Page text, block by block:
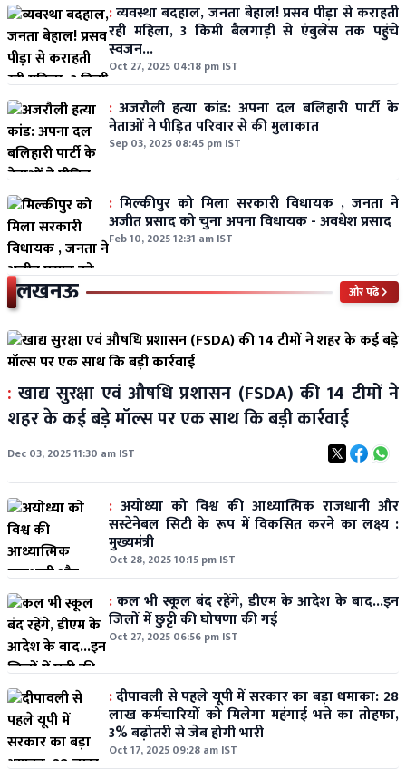
:व्यवस्था बदहाल, जनता बेहाल! प्रसव पीड़ा से कराहती
रही महिला, 3 किमी बैलगाड़ी से एंबुलेंस तक पहुंचे
स्वजन...
Oct 27, 2025 04:18 pm IST
: अजरौली हत्या कांड: अपना दल बलिहारी पार्टी के
नेताओं ने पीड़ित परिवार से की मुलाकात
Sep 03, 2025 08:45 pm IST
: मिल्कीपुर को मिला सरकारी विधायक , जनता ने
अजीत प्रसाद को चुना अपना विधायक - अवधेश प्रसाद
Feb 10, 2025 12:31 am IST
लखनऊ और पढ़ें
: खाद्य सुरक्षा एवं औषधि प्रशासन (FSDA) की 14 टीमों ने
शहर के कई बड़े मॉल्स पर एक साथ कि बड़ी कार्रवाई
Dec 03, 2025 11:30 am IST
: अयोध्या को विश्व की आध्यात्मिक राजधानी और
सस्टेनेबल सिटी के रूप में विकसित करने का लक्ष्य :
मुख्यमंत्री
Oct 28, 2025 10:15 pm IST
:कल भी स्कूल बंद रहेंगे, डीएम के आदेश के बाद...इन
जिलों में छुट्टी की घोषणा की गई
Oct 27, 2025 06:56 pm IST
:दीपावली से पहले यूपी में सरकार का बड़ा धमाका: 28
लाख कर्मचारियों को मिलेगा महंगाई भत्ते का तोहफा,
3% बढ़ोतरी से जेब होगी भारी
Oct 17, 2025 09:28 am IST